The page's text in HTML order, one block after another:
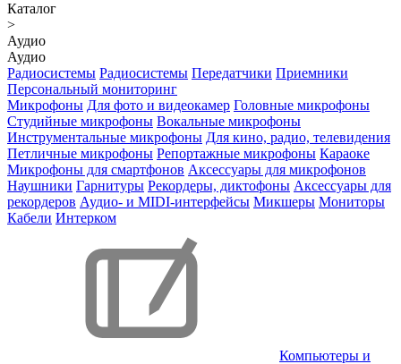
Каталог
>
Аудио
Аудио
Радиосистемы Радиосистемы Передатчики Приемники
Персональный мониторинг
Микрофоны Для фото и видеокамер Головные микрофоны
Студийные микрофоны Вокальные микрофоны
Инструментальные микрофоны Для кино, радио, телевидения
Петличные микрофоны Репортажные микрофоны Караоке
Микрофоны для смартфонов Аксессуары для микрофонов
Наушники Гарнитуры Рекордеры, диктофоны Аксессуары для
рекордеров Аудио- и MIDI-интерфейсы Микшеры Мониторы
Кабели Интерком
Компьютеры и